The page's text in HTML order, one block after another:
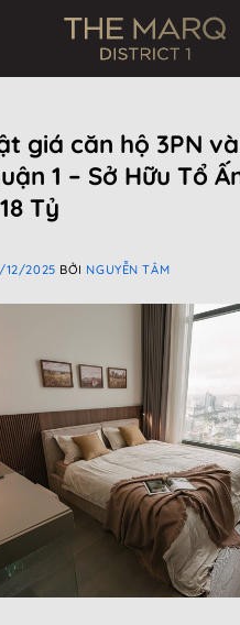
giá căn hộ 3PN
1 – Sở Hữu Tổ
Tỷ
12/2025 BỞI NGUYỄN TÂM